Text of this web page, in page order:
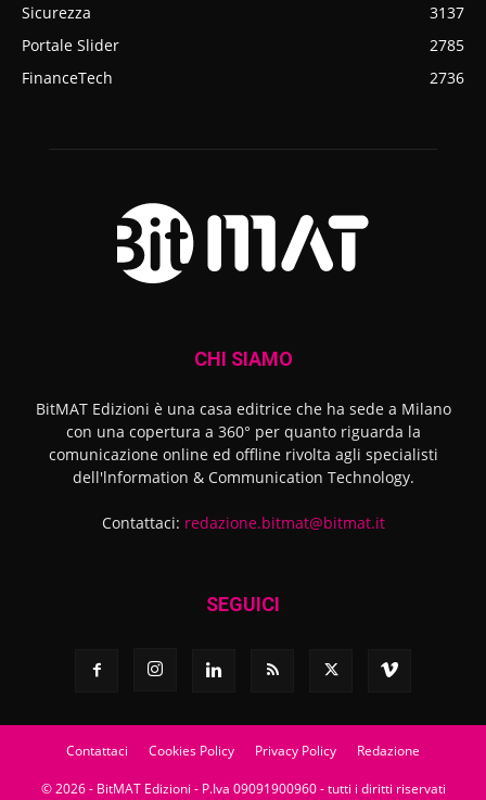
Sicurezza
3137
Portale Slider
2785
FinanceTech
2736
CHI SIAMO
BitMAT Edizioni è una casa editrice che ha sede a Milano
con una copertura a 360° per quanto riguarda la
comunicazione online ed offline rivolta agli specialisti
dell'lnformation & Communication Technology.
Contattaci: redazione.bitmat@bitmat.it
SEGUICI
Contattaci Cookies Policy Privacy Policy Redazione
© 2026 - BitMAT Edizioni - P.Iva 09091900960 - tutti i diritti riservati